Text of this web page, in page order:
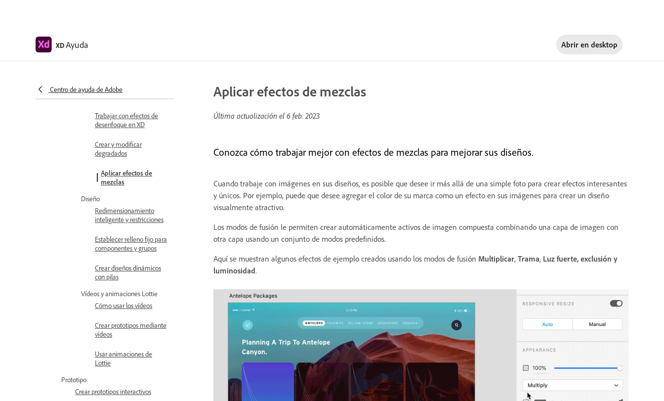
XDAyuda Abrir en desktop
Centro de ayuda de AdobeCrear una máscara con
formas
Trabajar con efectos de
desenfoque en XD
Crear y modificar
degradados
Aplicar efectos de
mezclas
Diseño
Redimensionamiento
inteligente y restricciones
Establecer relleno fijo para
componentes y grupos
Crear diseños dinámicos
con pilas
Vídeos y animaciones Lottie
Cómo usar los vídeos
Crear prototipos mediante
vídeos
Usar animaciones de
Lottie
Prototipo
Crear prototipos interactivos
Aplicar efectos de mezclas
Última actualización el 6 feb. 2023
Conozca cómo trabajar mejor con efectos de mezclas para mejorar sus diseños.
Cuando trabaje con imágenes en sus diseños, es posible que desee ir más allá de una simple foto para crear efectos interesantes
y únicos. Por ejemplo, puede que desee agregar el color de su marca como un efecto en sus imágenes para crear un diseño
visualmente atractivo.
Los modos de fusión le permiten crear automáticamente activos de imagen compuesta combinando una capa de imagen con
otra capa usando un conjunto de modos predefinidos.
Aquí se muestran algunos efectos de ejemplo creados usando los modos de fusión Multiplicar, Trama, Luz fuerte, exclusión y
luminosidad.